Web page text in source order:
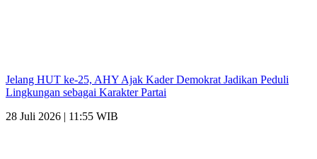
Jelang HUT ke-25, AHY Ajak Kader Demokrat Jadikan Peduli
Lingkungan sebagai Karakter Partai
28 Juli 2026 | 11:55 WIB